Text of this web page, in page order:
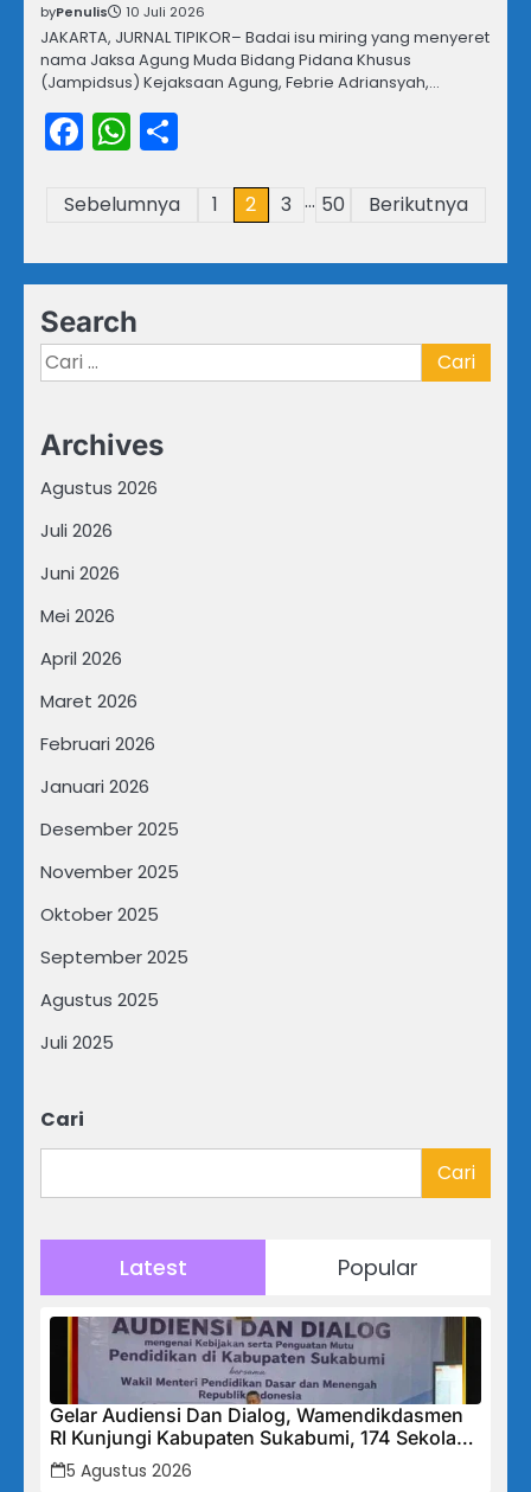
byPenulis 10 Juli 2026
JAKARTA, JURNAL TIPIKOR– Badai isu miring yang menyeret
nama Jaksa Agung Muda Bidang Pidana Khusus
(Jampidsus) Kejaksaan Agung, Febrie Adriansyah,…
Facebook
WhatsApp
Paginasi
Sebelumnya 1 2 3 … 50 Berikutnya
Search
Cari
untuk:
Archives
Agustus 2026
Juli 2026
Juni 2026
Mei 2026
April 2026
Maret 2026
Februari 2026
Januari 2026
Desember 2025
November 2025
Oktober 2025
September 2025
Agustus 2025
Juli 2025
Cari
Cari
Latest Popular
Gelar Audiensi Dan Dialog, Wamendikdasmen
RI Kunjungi Kabupaten Sukabumi, 174 Sekolah
Mendapat Bantuan Rehabilitasi
5 Agustus 2026